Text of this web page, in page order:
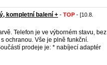
kompletní balení + - TOP - [10.8.
Telefon je ve výborném stavu, bez
ochranou. Vše je plně funkční.
prodeje je: * nabíjecí adaptér